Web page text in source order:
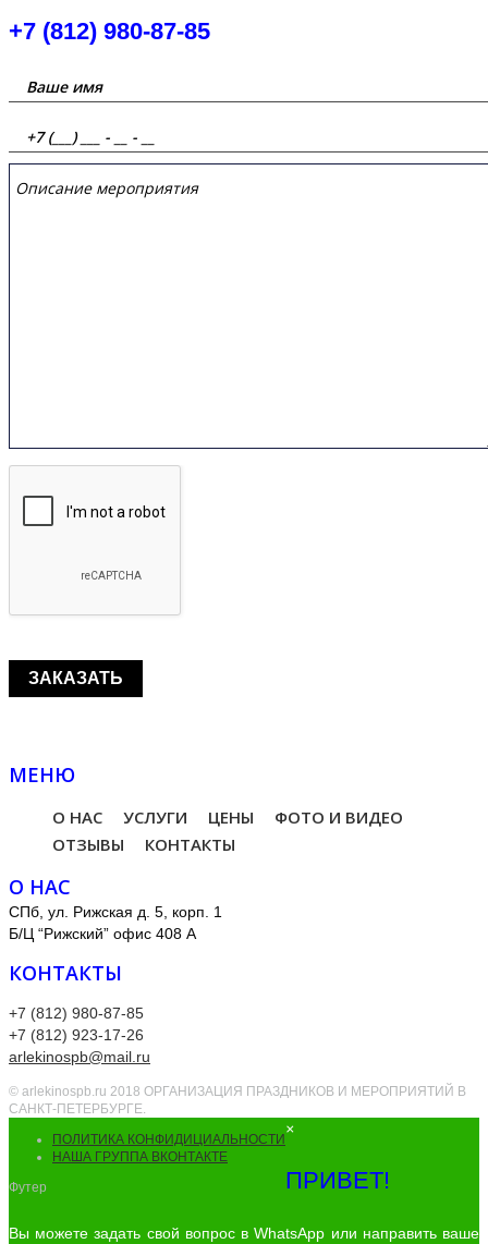
+7 (812) 980-87-85
МЕНЮ
О НАС УСЛУГИ ЦЕНЫ
ФОТО И ВИДЕО
ОТЗЫВЫ
КОНТАКТЫ
О НАС
СПб, ул. Рижская д. 5, корп. 1
Б/Ц “Рижский” офис 408 А
КОНТАКТЫ
+7 (812) 980-87-85
+7 (812) 923-17-26
arlekinospb@mail.ru
© arlekinospb.ru 2018 ОРГАНИЗАЦИЯ ПРАЗДНИКОВ И МЕРОПРИЯТИЙ В
САНКТ-ПЕТЕРБУРГЕ.
ПОЛИТИКА КОНФИДИЦИАЛЬНОСТИ
НАША ГРУППА ВКОНТАКТЕ
Футер
×
ПРИВЕТ!
Вы можете задать свой вопрос в WhatsApp или направить ваше